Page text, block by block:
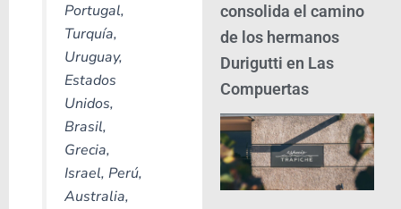
Portugal,
Turquía,
Uruguay,
Estados
Unidos,
Brasil,
Grecia,
Israel, Perú,
Australia,
consolida el camino
de los hermanos
Durigutti en Las
Compuertas